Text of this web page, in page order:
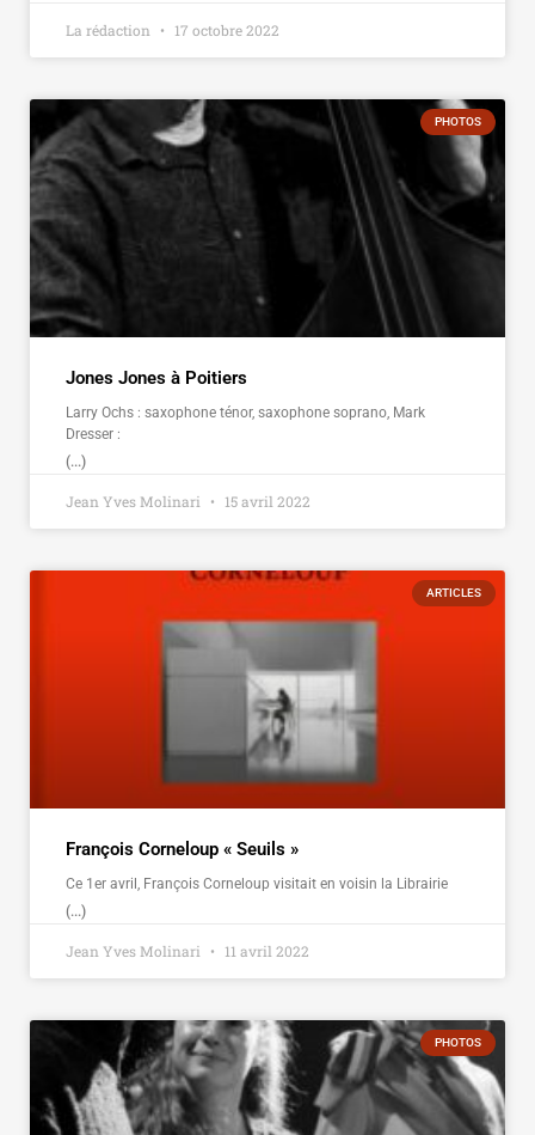
La rédaction 17 octobre 2022
PHOTOS
Jones Jones à Poitiers
Larry Ochs : saxophone ténor, saxophone soprano, Mark
Dresser :
(...)
Jean Yves Molinari 15 avril 2022
ARTICLES
François Corneloup « Seuils »
Ce 1er avril, François Corneloup visitait en voisin la Librairie
(...)
Jean Yves Molinari 11 avril 2022
PHOTOS